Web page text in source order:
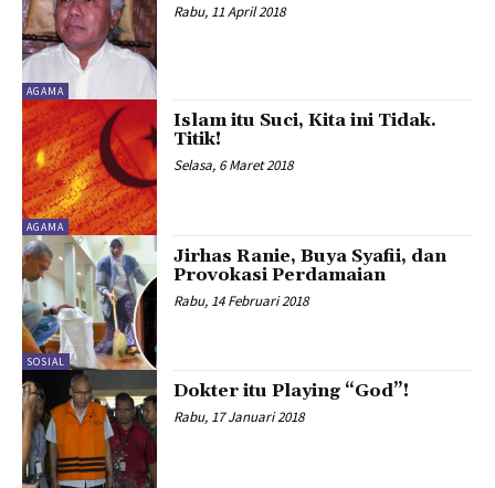
AGAMA
Rabu, 11 April 2018
AGAMA
Islam itu Suci, Kita ini Tidak.
Titik!
Selasa, 6 Maret 2018
SOSIAL
Jirhas Ranie, Buya Syafii, dan
Provokasi Perdamaian
Rabu, 14 Februari 2018
Dokter itu Playing “God”!
Rabu, 17 Januari 2018